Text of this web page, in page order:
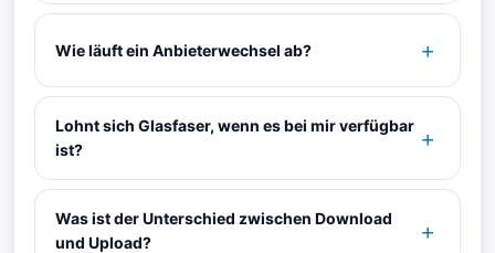
Wie läuft ein Anbieterwechsel ab?
Lohnt sich Glasfaser, wenn es bei mir verfügbar
ist?
Was ist der Unterschied zwischen Download
und Upload?